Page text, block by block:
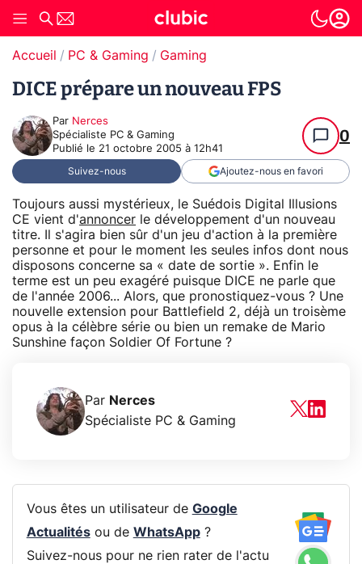
Accueil PC & Gaming Gaming
DICE prépare un nouveau FPS
Par Nerces
Spécialiste PC & Gaming
Publié le 21 octobre 2005 à 12h41
0
Suivez-nous Ajoutez-nous en favori
Toujours aussi mystérieux, le Suédois Digital Illusions
CE vient d'annoncer le développement d'un nouveau
titre. Il s'agira bien sûr d'un jeu d'action à la première
personne et pour le moment les seules infos dont nous
disposons concerne sa « date de sortie ». Enfin le
terme est un peu exagéré puisque DICE ne parle que
de l'année 2006... Alors, que pronostiquez-vous ? Une
nouvelle extension pour Battlefield 2, déjà un troisème
opus à la célèbre série ou bien un remake de Mario
Sunshine façon Soldier Of Fortune ?
Par Nerces
Spécialiste PC & Gaming
Vous êtes un utilisateur de Google
Actualitésou de WhatsApp?
Suivez-nous pour ne rien rater de l'actu